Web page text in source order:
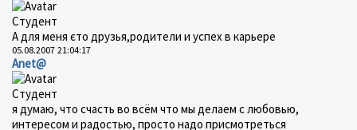
Студент
А для меня єто друзья,родители и успех в карьере
05.08.2007 21:04:17
Anet@
Студент
я думаю, что счасть во всём что мы делаем с любовью,
интересом и радостью, просто надо присмотреться